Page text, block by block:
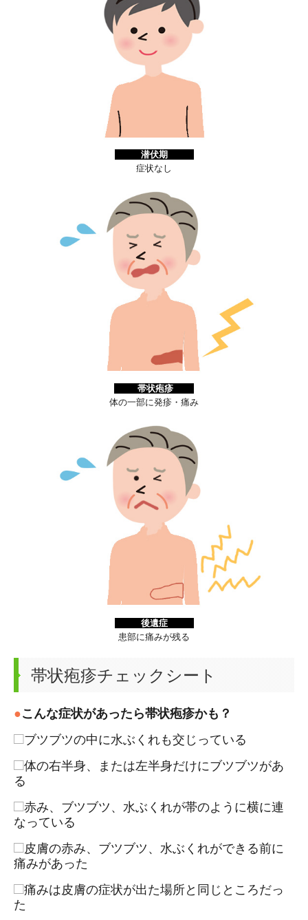
潜伏期
症状なし
帯状疱疹
体の一部に発疹・痛み
後遺症
患部に痛みが残る
帯状疱疹チェックシート
●こんな症状があったら帯状疱疹かも？
□ブツブツの中に水ぶくれも交じっている
□体の右半身、または左半身だけにブツブツがあ
る
□赤み、ブツブツ、水ぶくれが帯のように横に連
なっている
□皮膚の赤み、ブツブツ、水ぶくれができる前に
痛みがあった
□痛みは皮膚の症状が出た場所と同じところだっ
た